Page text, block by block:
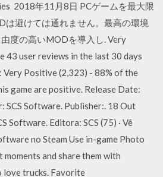
2018年11月8日 PCゲームを最大限
は避けては通れません。最高の環境
度の高いMODを導入し. Very
43 user reviews in the last 30 days
Very Positive (2,323) - 88% of the
game are positive. Release Date:
SCS Software. Publisher:. 18 Out
Software. Editora: SCS (75) · Vê
no Steam Use in-game Photo
and share them with
love trucks. Favorite